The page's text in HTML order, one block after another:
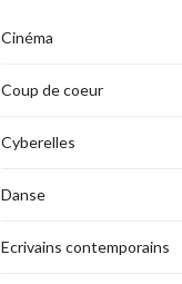
Cinéma
Coup de coeur
Cyberelles
Danse
Ecrivains contemporains